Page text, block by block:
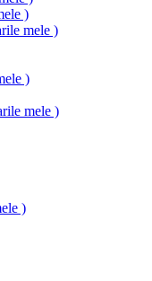
)
mele )
)
mele )
)